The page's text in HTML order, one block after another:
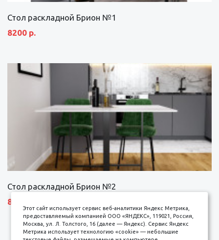
Стол раскладной Брион №1
8200 р.
Стол раскладной Брион №2
8690 р.
Этот сайт использует сервис веб-аналитики Яндекс Метрика,
предоставляемый компанией ООО «ЯНДЕКС», 119021, Россия,
Москва, ул. Л. Толстого, 16 (далее — Яндекс). Сервис Яндекс
Метрика использует технологию «cookie» — небольшие